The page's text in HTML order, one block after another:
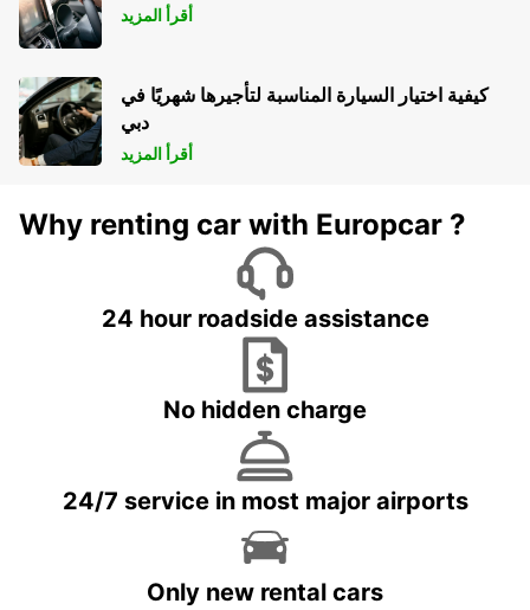
أقرأ المزيد
كيفية اختيار السيارة المناسبة لتأجيرها شهريًا في
دبي
أقرأ المزيد
Why renting car with Europcar ?
24 hour roadside assistance
No hidden charge
24/7 service in most major airports
Only new rental cars